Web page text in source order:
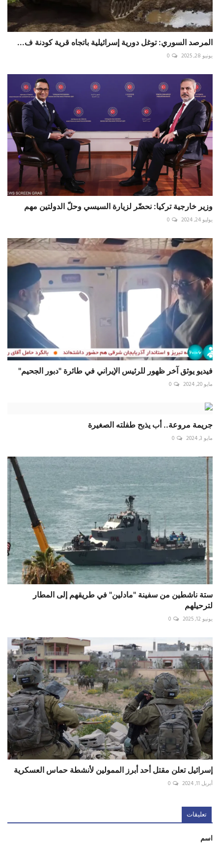
المرصد السوري: توغل دورية إسرائيلية باتجاه قرية كودنة ف...
يونيو 28, 2025 0
وزير خارجية تركيا: نحضّر لزيارة السيسي وحلّ الدولتين مهم
يوليو 24, 2024 0
فيديو يوثق آخر ظهور للرئيس الإيراني في طائرة "دبور الجحيم"
مايو 20, 2024 0
جريمة مروعة.. أب يذبح طفلته الصغيرة
مايو 3, 2024 0
ستة ناشطين من سفينة "مادلين" في طريقهم إلى المطار
لترحيلهم
يونيو 12, 2025 0
إسرائيل تعلن مقتل أحد أبرز الممولين لأنشطة حماس العسكرية
أبريل 11, 2024 0
تعليقات
اسم